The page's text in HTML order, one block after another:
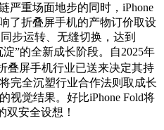
严重场面地步的同时，iPhone
了折叠屏手机的产物订价取设
步运转、无缝切换，达到
”的全新成长阶段。自2025年
叠屏手机行业已送来决定其持
完全沉塑行业合作法则取成长
视觉结果。好比iPhone Fold将
双安全设想！